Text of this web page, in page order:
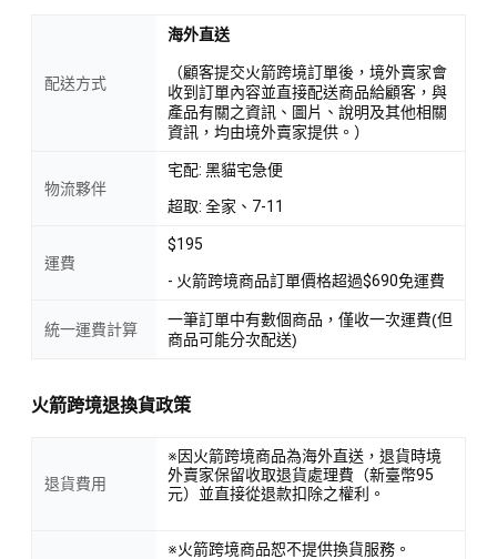
配送方式
海外直送
（顧客提交火箭跨境訂單後，境外賣家會
收到訂單內容並直接配送商品給顧客，與
產品有關之資訊、圖片、說明及其他相關
資訊，均由境外賣家提供。）
物流夥伴
宅配: 黑貓宅急便
超取: 全家、7-11
運費
$195
- 火箭跨境商品訂單價格超過$690免運費
統一運費計算
一筆訂單中有數個商品，僅收一次運費(但
商品可能分次配送)
火箭跨境退換貨政策
退貨費用
※因火箭跨境商品為海外直送，退貨時境
外賣家保留收取退貨處理費（新臺幣95
元）並直接從退款扣除之權利。
※火箭跨境商品恕不提供換貨服務。